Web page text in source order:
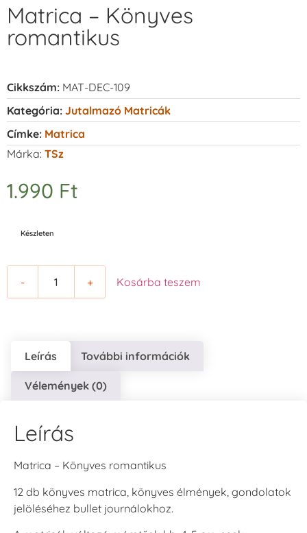
Matrica – Könyves
romantikus
Cikkszám: MAT-DEC-109
Kategória: Jutalmazó Matricák
Címke: Matrica
Márka: TSz
1.990 Ft
Készleten
- + Kosárba teszem
Leírás További információk
Vélemények (0)
Leírás
Matrica – Könyves romantikus
12 db könyves matrica, könyves élmények, gondolatok
jelöléséhez bullet journálokhoz.